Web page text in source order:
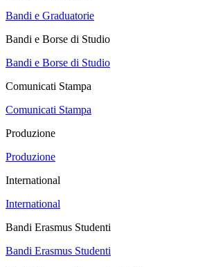
Bandi e Graduatorie
Bandi e Borse di Studio
Bandi e Borse di Studio
Comunicati Stampa
Comunicati Stampa
Produzione
Produzione
International
International
Bandi Erasmus Studenti
Bandi Erasmus Studenti